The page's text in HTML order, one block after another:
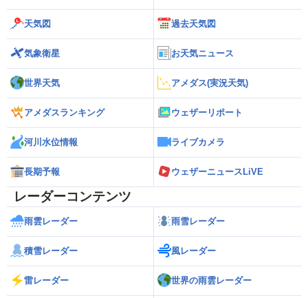
天気図 過去天気図
気象衛星 お天気ニュース
世界天気 アメダス(実況天気)
アメダスランキング ウェザーリポート
河川水位情報 ライブカメラ
長期予報 ウェザーニュースLiVE
レーダーコンテンツ
雨雲レーダー 雨雪レーダー
積雪レーダー 風レーダー
雷レーダー 世界の雨雲レーダー